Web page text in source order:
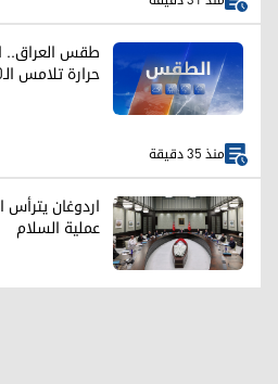
طقس العراق..
حرارة تلامس الـ50
منذ 35 دقيقة
اردوغان يترأس
عملية السلام